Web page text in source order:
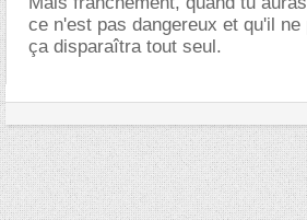
ce n'est pas dangereux et qu'il
ça disparaîtra tout seul.